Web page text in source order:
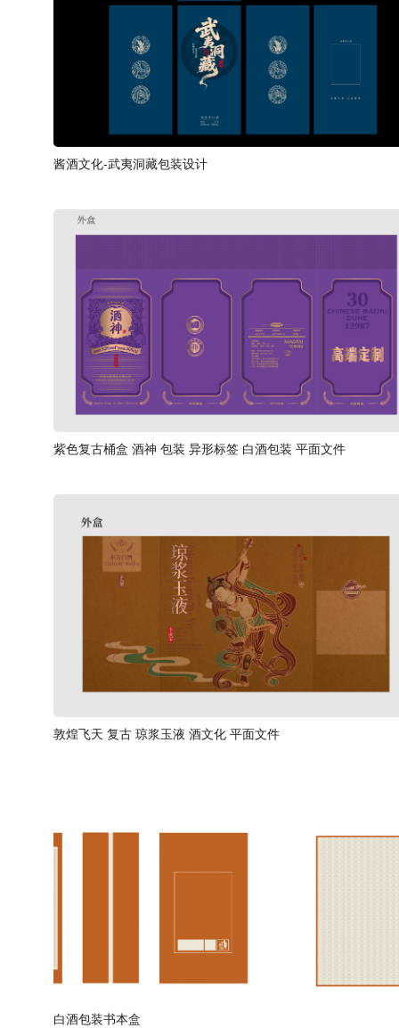
酱酒文化-武夷洞藏包装设计
紫色复古桶盒 酒神 包装 异形标签 白酒包装 平面文件
敦煌飞天 复古 琼浆玉液 酒文化 平面文件
白酒包装书本盒